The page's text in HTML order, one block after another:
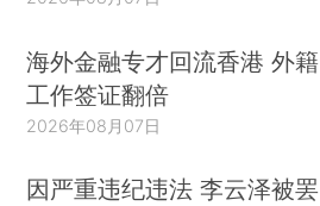
海外金融专才回流香港 外籍
工作签证翻倍
2026年08月07日
因严重违纪违法 李云泽被罢